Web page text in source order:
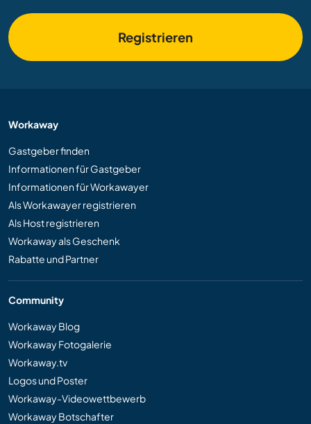
Registrieren
Workaway
Gastgeber finden
Informationen für Gastgeber
Informationen für Workawayer
Als Workawayer registrieren
Als Host registrieren
Workaway als Geschenk
Rabatte und Partner
Community
Workaway Blog
Workaway Fotogalerie
Workaway.tv
Logos und Poster
Workaway-Videowettbewerb
Workaway Botschafter